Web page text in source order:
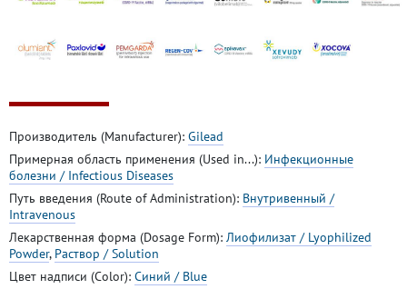
Производитель (Manufacturer): Gilead
Примерная область применения (Used in...): Инфекционные
болезни / Infectious Diseases
Путь введения (Route of Administration): Внутривенный /
Intravenous
Лекарственная форма (Dosage Form): Лиофилизат / Lyophilized
Powder, Раствор / Solution
Цвет надписи (Color): Синий / Blue